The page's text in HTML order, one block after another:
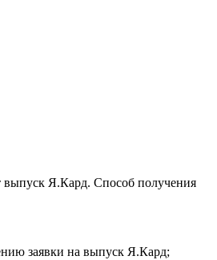
выпуск Я.Кард. Способ получения
заявки на выпуск Я.Кард;